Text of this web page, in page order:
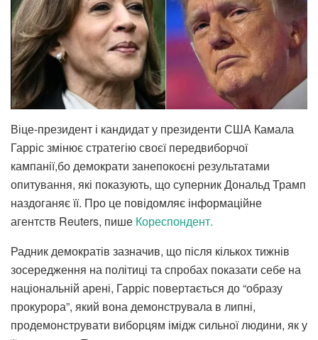
Віце-президент і кандидат у президенти США Камала
Гарріс змінює стратегію своєї передвиборчої
кампанії,бо демократи занепокоєні результатами
опитування, які показують, що суперник Дональд Трамп
наздоганяє її. Про це повідомляє інформаційне
агентств Reuters, пише Кореспондент.
Радник демократів зазначив, що після кількох тижнів
зосередження на політиці та спробах показати себе на
національній арені, Гарріс повертається до “образу
прокурора”, який вона демонструвала в липні,
продемонструвати виборцям імідж сильної людини, як у